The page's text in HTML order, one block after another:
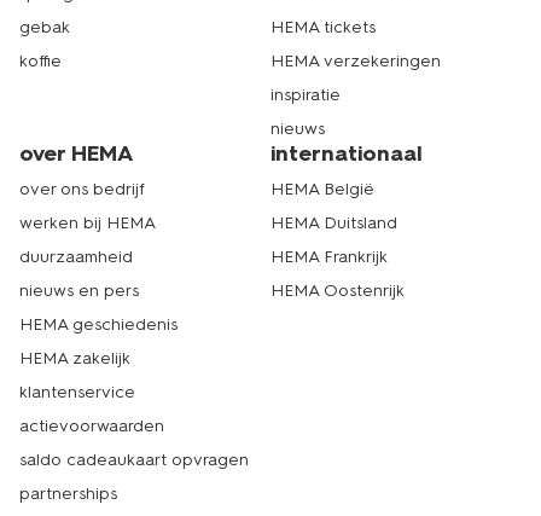
gebak
koffie
HEMA tickets
HEMA verzekeringen
inspiratie
nieuws
over HEMA
over ons bedrijf
werken bij HEMA
duurzaamheid
nieuws en pers
HEMA geschiedenis
HEMA zakelijk
klantenservice
actievoorwaarden
saldo cadeaukaart opvragen
partnerships
internationaal
HEMA België
HEMA Duitsland
HEMA Frankrijk
HEMA Oostenrijk